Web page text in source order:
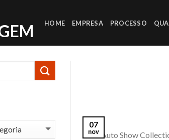
HOME EMPRESA PROCESSO
07
nov
Via: Auto Show